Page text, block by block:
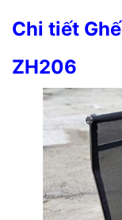
Chi tiết
ZH206